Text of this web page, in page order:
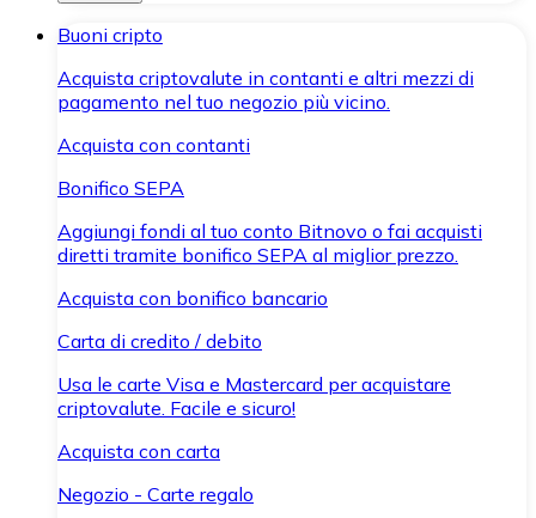
Buoni cripto
Acquista criptovalute in contanti e altri mezzi di
pagamento nel tuo negozio più vicino.
Acquista con contanti
Bonifico SEPA
Aggiungi fondi al tuo conto Bitnovo o fai acquisti
diretti tramite bonifico SEPA al miglior prezzo.
Acquista con bonifico bancario
Carta di credito / debito
Usa le carte Visa e Mastercard per acquistare
criptovalute. Facile e sicuro!
Acquista con carta
Negozio - Carte regalo